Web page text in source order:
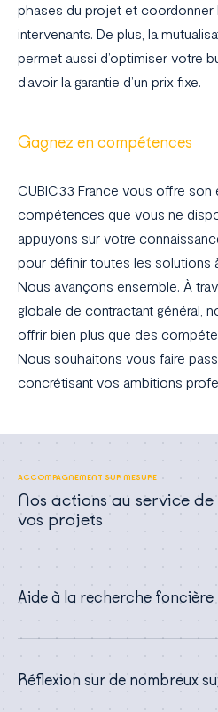
phases du projet et coordonner
intervenants. De plus, la
permet aussi d’optimiser votre
d’avoir la garantie d’un prix fixe.
Gagnez en compétences
CUBIC33 France vous offre son
compétences que vous ne
appuyons sur votre
pour définir toutes les solutions
Nous avançons ensemble. À
globale de contractant général,
offrir bien plus que des
Nous souhaitons vous faire
concrétisant vos ambitions
ACCOMPAGNEMENT SUR MESURE
Nos actions au service
vos projets
Aide à la recherche foncière
Réflexion sur de nombreux